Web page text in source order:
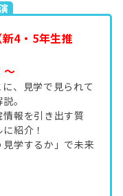
4・5年生推
～
、見学で見られて
。
報を引き出す質
紹介！
見学するか」で未来